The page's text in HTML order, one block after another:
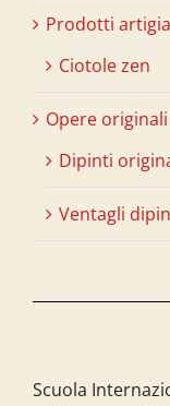
Prodotti
Ciotole zen
Opere originali
Dipinti
Ventagli
Scuola